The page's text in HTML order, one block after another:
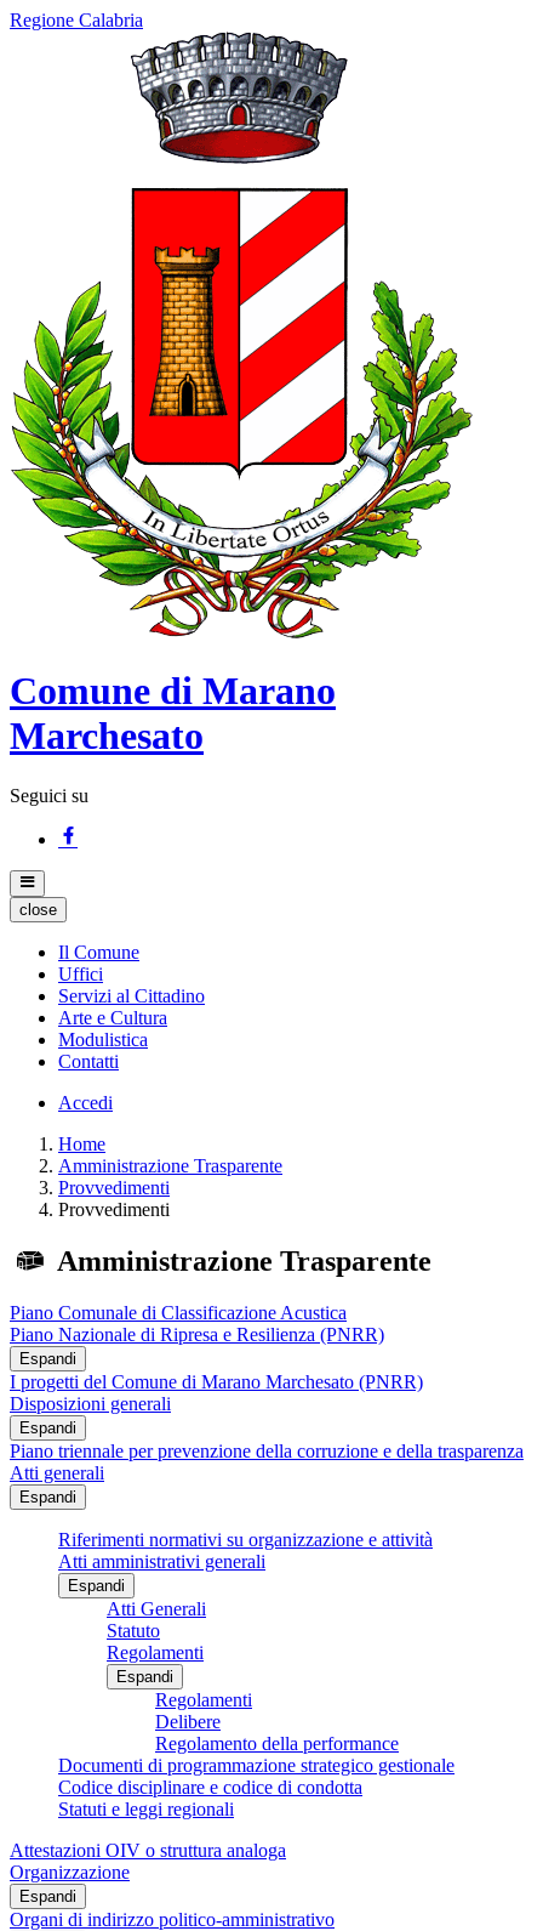
Regione Calabria
Comune di Marano
Marchesato
Seguici su
close
Il Comune
Uffici
Servizi al Cittadino
Arte e Cultura
Modulistica
Contatti
Accedi
Home
Amministrazione Trasparente
Provvedimenti
Provvedimenti
Amministrazione Trasparente
Piano Comunale di Classificazione Acustica
Piano Nazionale di Ripresa e Resilienza (PNRR)
Espandi
I progetti del Comune di Marano Marchesato (PNRR)
Disposizioni generali
Espandi
Piano triennale per prevenzione della corruzione e della trasparenza
Atti generali
Espandi
Riferimenti normativi su organizzazione e attività
Atti amministrativi generali
Espandi
Atti Generali
Statuto
Regolamenti
Espandi
Regolamenti
Delibere
Regolamento della performance
Documenti di programmazione strategico gestionale
Codice disciplinare e codice di condotta
Statuti e leggi regionali
Attestazioni OIV o struttura analoga
Organizzazione
Espandi
Organi di indirizzo politico-amministrativo